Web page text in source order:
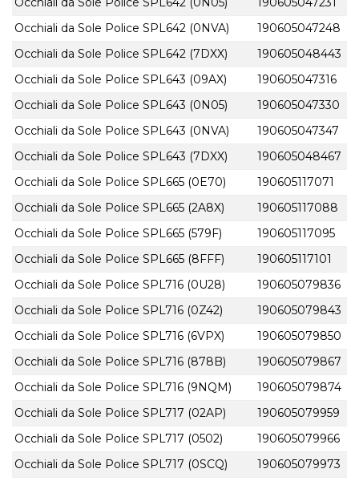
Occhiali da Sole Police SPL642 (0NVA)
190605047248
Occhiali da Sole Police SPL642 (7DXX)
190605048443
Occhiali da Sole Police SPL643 (09AX)
190605047316
Occhiali da Sole Police SPL643 (0N05)
190605047330
Occhiali da Sole Police SPL643 (0NVA)
190605047347
Occhiali da Sole Police SPL643 (7DXX)
190605048467
Occhiali da Sole Police SPL665 (0E70)
190605117071
Occhiali da Sole Police SPL665 (2A8X)
190605117088
Occhiali da Sole Police SPL665 (579F)
190605117095
Occhiali da Sole Police SPL665 (8FFF)
190605117101
Occhiali da Sole Police SPL716 (0U28)
190605079836
Occhiali da Sole Police SPL716 (0Z42)
190605079843
Occhiali da Sole Police SPL716 (6VPX)
190605079850
Occhiali da Sole Police SPL716 (878B)
190605079867
Occhiali da Sole Police SPL716 (9NQM)
190605079874
Occhiali da Sole Police SPL717 (02AP)
190605079959
Occhiali da Sole Police SPL717 (0502)
190605079966
Occhiali da Sole Police SPL717 (0SCQ)
190605079973